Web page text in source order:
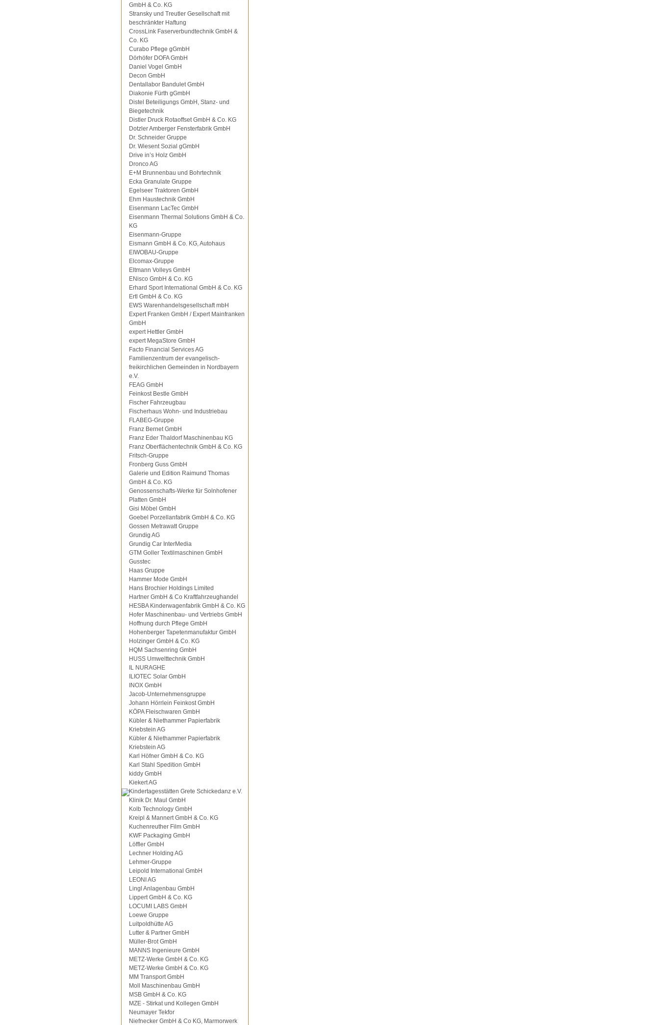
GmbH & Co. KG
Stransky und Treutler Gesellschaft mit
beschränkter Haftung
CrossLink Faserverbundtechnik GmbH &
Co. KG
Curabo Pflege gGmbH
Dörhöfer DOFA GmbH
Daniel Vogel GmbH
Decon GmbH
Dentallabor Bandulet GmbH
Diakonie Fürth gGmbH
Distel Beteiligungs GmbH, Stanz- und
Biegetechnik
Distler Druck Rotaoffset GmbH & Co. KG
Dotzler Amberger Fensterfabrik GmbH
Dr. Schneider Gruppe
Dr. Wiesent Sozial gGmbH
Drive in’s Holz GmbH
Dronco AG
E+M Brunnenbau und Bohrtechnik
Ecka Granulate Gruppe
Egelseer Traktoren GmbH
Ehm Haustechnik GmbH
Eisenmann LacTec GmbH
Eisenmann Thermal Solutions GmbH & Co.
KG
Eisenmann-Gruppe
Eismann GmbH & Co. KG, Autohaus
EIWOBAU-Gruppe
Elcomax-Gruppe
Eltmann Volleys GmbH
ENisco GmbH & Co. KG
Erhard Sport International GmbH & Co. KG
Ertl GmbH & Co. KG
EWS Warenhandelsgesellschaft mbH
Expert Franken GmbH / Expert Mainfranken
GmbH
expert Hettler GmbH
expert MegaStore GmbH
Facto Financial Services AG
Familienzentrum der evangelisch-
freikirchlichen Gemeinden in Nordbayern
e.V.
FEAG GmbH
Feinkost Bestle GmbH
Fischer Fahrzeugbau
Fischerhaus Wohn- und Industriebau
FLABEG-Gruppe
Franz Bernet GmbH
Franz Eder Thaldorf Maschinenbau KG
Franz Oberflächentechnik GmbH & Co. KG
Fritsch-Gruppe
Fronberg Guss GmbH
Galerie und Edition Raimund Thomas
GmbH & Co. KG
Genossenschafts-Werke für Solnhofener
Platten GmbH
Gisi Möbel GmbH
Goebel Porzellanfabrik GmbH & Co. KG
Gossen Metrawatt Gruppe
Grundig AG
Grundig Car InterMedia
GTM Goller Textilmaschinen GmbH
Gusstec
Haas Gruppe
Hammer Mode GmbH
Hans Brochier Holdings Limited
Hartner GmbH & Co Kraftfahrzeughandel
HESBA Kinderwagenfabrik GmbH & Co. KG
Hofer Maschinenbau- und Vertriebs GmbH
Hoffnung durch Pflege GmbH
Hohenberger Tapetenmanufaktur GmbH
Holzinger GmbH & Co. KG
HQM Sachsenring GmbH
HUSS Umwelttechnik GmbH
IL NURAGHE
ILIOTEC Solar GmbH
INOX GmbH
Jacob-Unternehmensgruppe
Johann Hörrlein Feinkost GmbH
KÖPA Fleischwaren GmbH
Kübler & Niethammer Papierfabrik
Kriebstein AG
Kübler & Niethammer Papierfabrik
Kriebstein AG
Karl Höfner GmbH & Co. KG
Karl Stahl Spedition GmbH
kiddy GmbH
Kiekert AG
Kindertagesstätten Grete Schickedanz e.V.
Klinik Dr. Maul GmbH
Kolb Technology GmbH
Kreipl & Mannert GmbH & Co. KG
Kuchenreuther Film GmbH
KWF Packaging GmbH
Löffler GmbH
Lechner Holding AG
Lehmer-Gruppe
Leipold International GmbH
LEONI AG
Lingl Anlagenbau GmbH
Lippert GmbH & Co. KG
LOCUMI LABS GmbH
Loewe Gruppe
Luitpoldhütte AG
Lutter & Partner GmbH
Müller-Brot GmbH
MANNS Ingenieure GmbH
METZ-Werke GmbH & Co. KG
METZ-Werke GmbH & Co. KG
MM Transport GmbH
Moll Maschinenbau GmbH
MSB GmbH & Co. KG
MZE - Stirkat und Kollegen GmbH
Neumayer Tekfor
Niefnecker GmbH & Co KG, Marmorwerk